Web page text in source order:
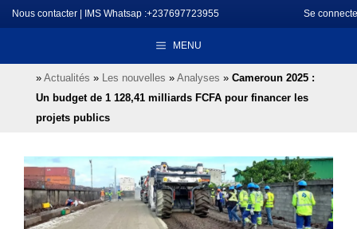
Aller
au
Nous contacter IMS Whatsap :+237697723955 Se
MENU
» Actualités » Les nouvelles » Analyses » Cameroun 2025 :
Un budget de 1 128,41 milliards FCFA pour financer les
projets publics